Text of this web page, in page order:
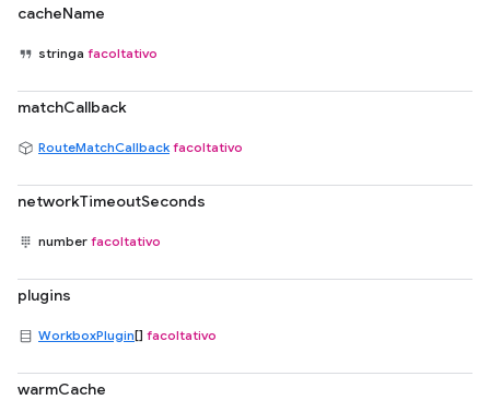
cacheName
stringa facoltativo
matchCallback
RouteMatchCallback facoltativo
networkTimeoutSeconds
number facoltativo
plugins
WorkboxPlugin[] facoltativo
warmCache